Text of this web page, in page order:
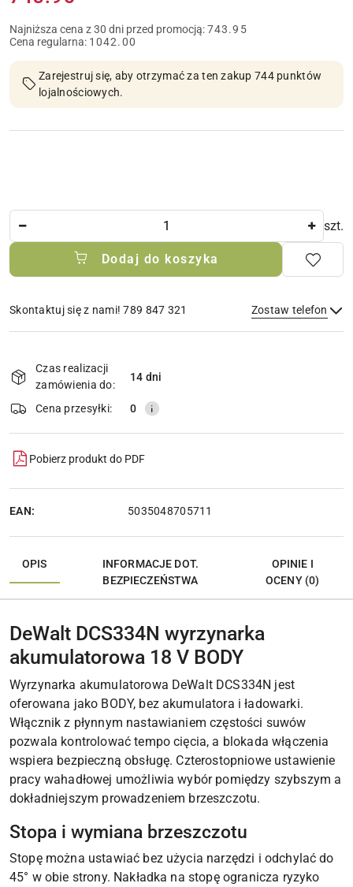
Najniższa cena z 30 dni przed promocją:743.95
Cena regularna: 1042.00
Zarejestruj się, aby otrzymać za ten zakup 744 punktów
lojalnościowych.
szt.
Dodaj do koszyka
Skontaktuj się z nami! 789 847 321 Zostaw telefon
Wyślij
dostawa
Czas realizacji
zamówienia do:
14 dni
Cena przesyłki: 0
Pobierz produkt do PDF
EAN: 5035048705711
OPIS
INFORMACJE DOT.
BEZPIECZEŃSTWA
OPINIE I
OCENY (0)
DeWalt DCS334N wyrzynarka
akumulatorowa 18 V BODY
Wyrzynarka akumulatorowa DeWalt DCS334N jest
oferowana jako BODY, bez akumulatora i ładowarki.
Włącznik z płynnym nastawianiem częstości suwów
pozwala kontrolować tempo cięcia, a blokada włączenia
wspiera bezpieczną obsługę. Czterostopniowe ustawienie
pracy wahadłowej umożliwia wybór pomiędzy szybszym a
dokładniejszym prowadzeniem brzeszczotu.
Stopa i wymiana brzeszczotu
Stopę można ustawiać bez użycia narzędzi i odchylać do
45° w obie strony. Nakładka na stopę ogranicza ryzyko